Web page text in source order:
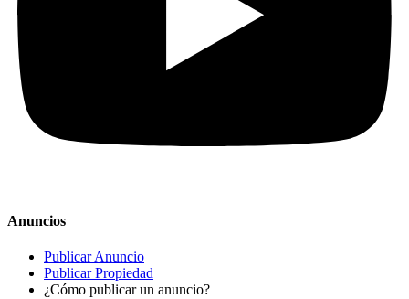
Anuncios
Publicar Anuncio
Publicar Propiedad
¿Cómo publicar un anuncio?